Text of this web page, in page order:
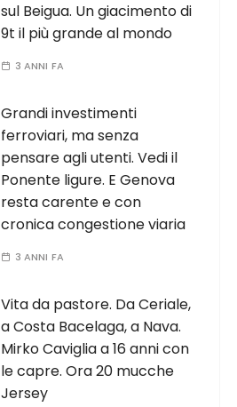
sul Beigua. Un giacimento di
9t il più grande al mondo
3 ANNI FA
Grandi investimenti
ferroviari, ma senza
pensare agli utenti. Vedi il
Ponente ligure. E Genova
resta carente e con
cronica congestione viaria
3 ANNI FA
Vita da pastore. Da Ceriale,
a Costa Bacelaga, a Nava.
Mirko Caviglia a 16 anni con
le capre. Ora 20 mucche
Jersey